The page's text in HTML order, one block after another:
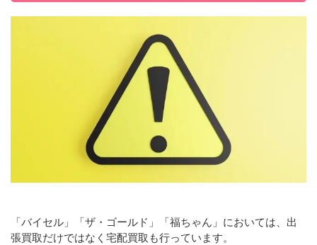
「バイセル」「ザ・ゴールド」「福ちゃん」においては、出
張買取だけではなく宅配買取も行っています。